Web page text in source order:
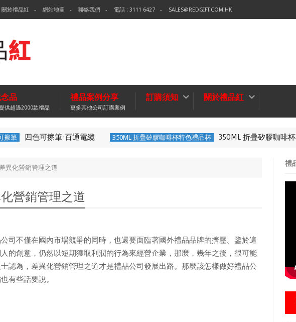
關於禮品紅 網站地圖 聯絡我們 電話 : 3111 6427 SALES@REDGIFT.COM.HK
品
供超過2000款禮品
禮品案例分享
更多其他公司訂購案例
訂購須知 關於禮品紅
四色可擦筆-百通電纜 350ML 折疊矽膠咖啡杯特色禮品杯 350ML 折疊矽膠咖啡杯-沙
異化營銷管理之道
營銷管理之道
司不僅在國內市場競爭的同時，也還要面臨著國外禮品品牌的擠壓。鑒於這
的創意，仍然以短期獲取利潤的行為來經營企業，那麼，幾年之後，很可能
認為，差異化營銷管理之道才是禮品公司發展出路。那麼該怎樣做好禮品公
有些話要說。
禮